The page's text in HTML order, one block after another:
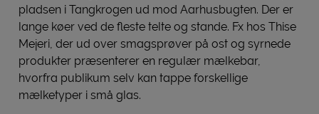
pladsen i Tangkrogen ud mod Aarhusbugten. Der er
lange køer ved de fleste telte og stande. Fx hos Thise
Mejeri, der ud over smagsprøver på ost og syrnede
produkter præsenterer en regulær mælkebar,
hvorfra publikum selv kan tappe forskellige
mælketyper i små glas.